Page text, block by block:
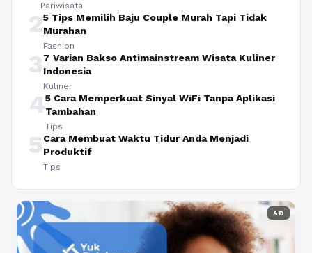
Pariwisata
25 Tips Memilih Baju Couple Murah Tapi Tidak
Murahan
Fashion
37 Varian Bakso Antimainstream Wisata Kuliner
Indonesia
Kuliner
45 Cara Memperkuat Sinyal WiFi Tanpa Aplikasi
Tambahan
Tips
5Cara Membuat Waktu Tidur Anda Menjadi
Produktif
Tips
AD